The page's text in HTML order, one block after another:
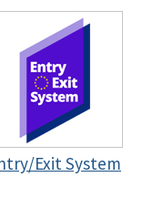
Exit System